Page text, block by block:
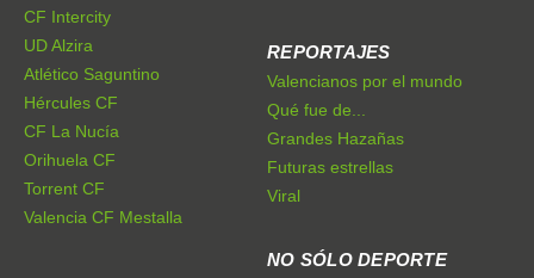
CF Intercity
UD Alzira
Atlético Saguntino
Hércules CF
CF La Nucía
Orihuela CF
Torrent CF
Valencia CF Mestalla
REPORTAJES
Valencianos por el mundo
Qué fue de...
Grandes Hazañas
Futuras estrellas
Viral
NO SÓLO DEPORTE